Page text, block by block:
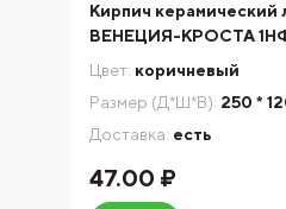
Кирпич керамический
ВЕНЕЦИЯ-КРОСТА 1НФ
Цвет: коричневый
Размер (Д*Ш*В): 250 *
Доставка: есть
47.00 ₽